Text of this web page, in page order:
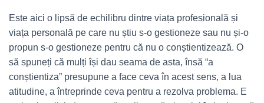
Este aici o lipsă de echilibru dintre viața profesională și
viața personală pe care nu știu s-o gestioneze sau nu și-o
propun s-o gestioneze pentru că nu o conștientizează. O
să spuneți că mulți își dau seama de asta, însă “a
conștientiza” presupune a face ceva în acest sens, a lua
atitudine, a întreprinde ceva pentru a rezolva problema. E